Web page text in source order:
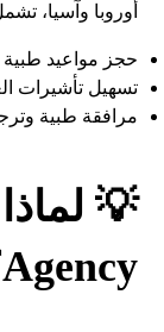
أوروبا وآسيا،
حجز مواعيد طبية
تسهيل تأشيرات
مرافقة طبية
Agency؟